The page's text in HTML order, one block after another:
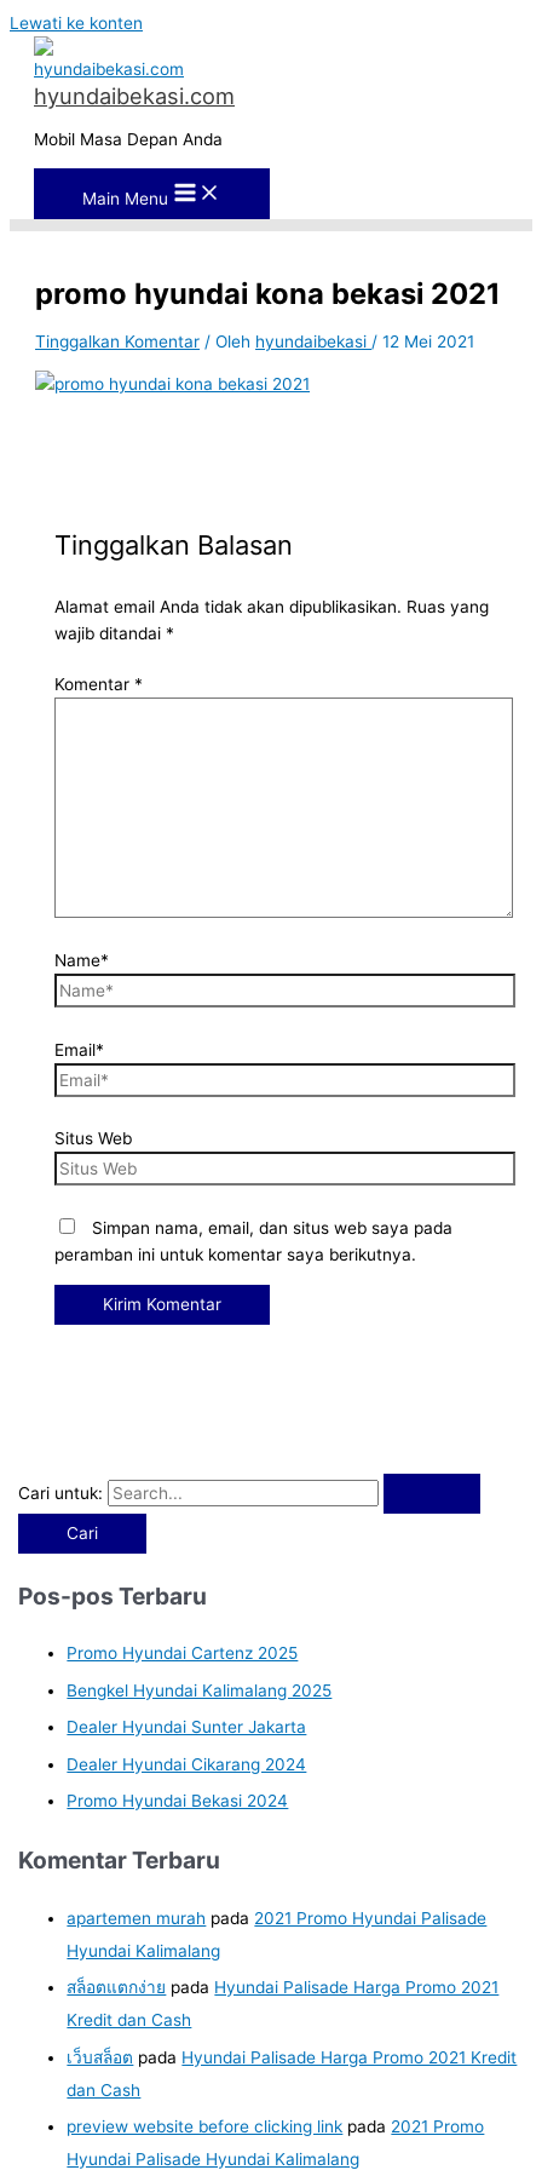
Lewati ke konten
hyundaibekasi.com
Mobil Masa Depan Anda
Main Menu
Cari untuk:
Pos-pos Terbaru
Promo Hyundai Cartenz 2025
Bengkel Hyundai Kalimalang 2025
Dealer Hyundai Sunter Jakarta
Dealer Hyundai Cikarang 2024
Promo Hyundai Bekasi 2024
Komentar Terbaru
apartemen murah pada 2021 Promo Hyundai Palisade
Hyundai Kalimalang
สล็อตแตกง่าย pada Hyundai Palisade Harga Promo 2021
Kredit dan Cash
เว็บสล็อต pada Hyundai Palisade Harga Promo 2021 Kredit
dan Cash
preview website before clicking link pada 2021 Promo
Hyundai Palisade Hyundai Kalimalang
promo hyundai kona bekasi 2021
Tinggalkan Komentar / Oleh hyundaibekasi/12 Mei 2021
Tinggalkan Balasan
Alamat email Anda tidak akan dipublikasikan. Ruas yang
wajib ditandai *
Komentar *
Name*
Email*
Situs Web
Simpan nama, email, dan situs web saya pada
peramban ini untuk komentar saya berikutnya.